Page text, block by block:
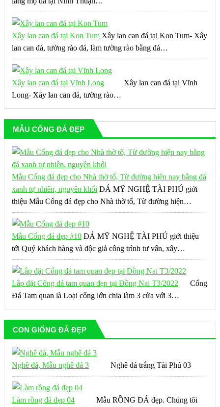
Xây lan can đá tại Kon Tum Xây lan can đá tại Kon Tum- Xây
lan can đá, tường rào đá, làm tường rào bằng đá…
Xây lan can đá tại Vĩnh Long Xây lan can đá tại Vĩnh
Long- Xây lan can đá, tường rào…
MẪU CỔNG ĐÁ ĐẸP
Mẫu Cổng đá đẹp cho Nhà thờ tổ, Từ đường hiện nay bằng đá
xanh tự nhiên, nguyên khối ĐÁ MỸ NGHỆ TÀI PHÚ giới
thiệu Mẫu Cổng đá đẹp cho Nhà thờ tổ, Từ đường hiện…
Mẫu Cổng đá đẹp #10 ĐÁ MỸ NGHỆ TÀI PHÚ giới thiệu
tới Quý khách hàng và độc giả công trình tư vấn, xây…
Lắp đặt Cổng đá tam quan đẹp tại Đồng Nai T3/2022 Cổng
Đá Tam quan là Loại cổng lớn chia làm 3 cửa với 3…
CON GIỐNG ĐÁ ĐẸP
Nghê đá, Mẫu nghê đá 3 Nghê đá trắng Tài Phú 03
Làm rồng đá đẹp 04 Mẫu RỒNG ĐÁ đẹp. Chúng tôi